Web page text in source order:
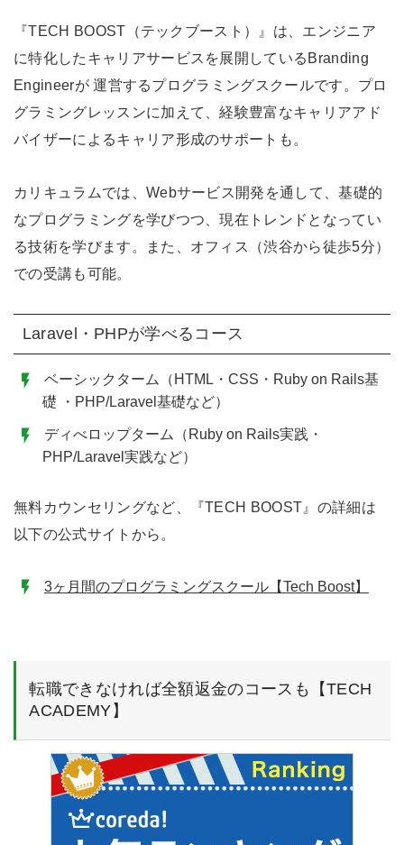
『TECH BOOST（テックブースト）』は、エンジニア
に特化したキャリアサービスを展開しているBranding
Engineerが 運営するプログラミングスクールです。プロ
グラミングレッスンに加えて、経験豊富なキャリアアド
バイザーによるキャリア形成のサポートも。
カリキュラムでは、Webサービス開発を通して、基礎的
なプログラミングを学びつつ、現在トレンドとなってい
る技術を学びます。また、オフィス（渋谷から徒歩5分）
での受講も可能。
Laravel・PHPが学べるコース
ベーシックターム（HTML・CSS・Ruby on Rails基
礎 ・PHP/Laravel基礎など）
ディべロップターム（Ruby on Rails実践・
PHP/Laravel実践など）
無料カウンセリングなど、『TECH BOOST』の詳細は
以下の公式サイトから。
3ヶ月間のプログラミングスクール【Tech Boost】
転職できなければ全額返金のコースも【TECH
ACADEMY】